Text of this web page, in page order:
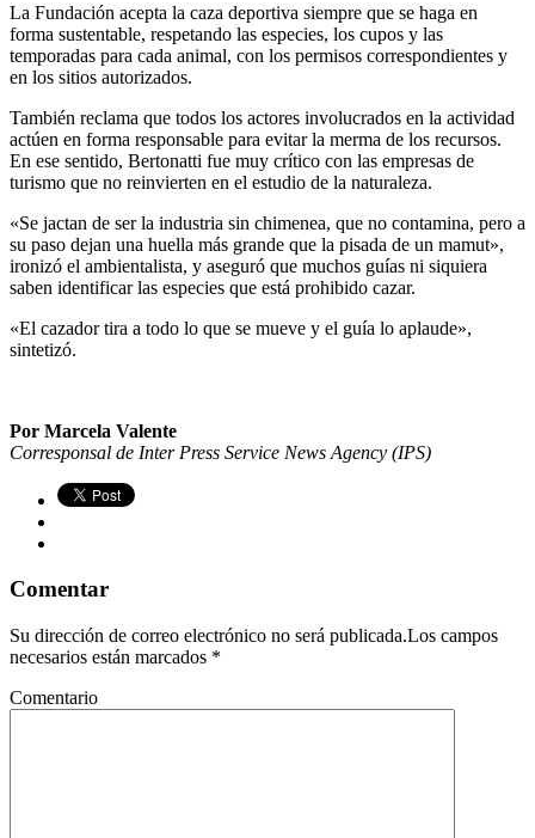
La Fundación acepta la caza deportiva siempre que se haga en
forma sustentable, respetando las especies, los cupos y las
temporadas para cada animal, con los permisos correspondientes y
en los sitios autorizados.
También reclama que todos los actores involucrados en la actividad
actúen en forma responsable para evitar la merma de los recursos.
En ese sentido, Bertonatti fue muy crítico con las empresas de
turismo que no reinvierten en el estudio de la naturaleza.
«Se jactan de ser la industria sin chimenea, que no contamina, pero a
su paso dejan una huella más grande que la pisada de un mamut»,
ironizó el ambientalista, y aseguró que muchos guías ni siquiera
saben identificar las especies que está prohibido cazar.
«El cazador tira a todo lo que se mueve y el guía lo aplaude»,
sintetizó.
Por Marcela Valente
Corresponsal de Inter Press Service News Agency (IPS)
Comentar
Su dirección de correo electrónico no será publicada.Los campos
necesarios están marcados *
Comentario